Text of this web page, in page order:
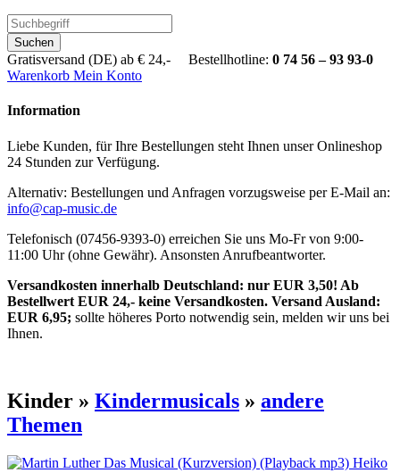
Suchen
Gratisversand (DE) ab € 24,- Bestellhotline: 0 74 56 – 93 93-0
Warenkorb Mein Konto
Information
Liebe Kunden, für Ihre Bestellungen steht Ihnen unser Onlineshop
24 Stunden zur Verfügung.
Alternativ: Bestellungen und Anfragen vorzugsweise per E-Mail an:
info@cap-music.de
Telefonisch (07456-9393-0) erreichen Sie uns Mo-Fr von 9:00-
11:00 Uhr (ohne Gewähr). Ansonsten Anrufbeantworter.
Versandkosten innerhalb Deutschland: nur EUR 3,50! Ab
Bestellwert EUR 24,- keine Versandkosten. Versand Ausland:
EUR 6,95; sollte höheres Porto notwendig sein, melden wir uns bei
Ihnen.
Kinder » Kindermusicals » andere
Themen